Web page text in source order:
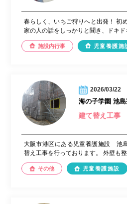
春らしく、いちご狩りへと出発！ 初
家の人の話をしっかりと聞き、ドキド
施設内行事 児童養護施
2026/03/22
海の子学園 池島
建て替え工事
大阪市港区にある児童養護施設 池
替え工事を行っております。 外壁も
その他 児童養護施設